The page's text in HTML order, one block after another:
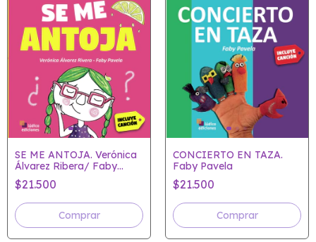
SE ME ANTOJA. Verónica
Álvarez Ribera/ Faby
Pavela
$21.500
CONCIERTO EN TAZA.
Faby Pavela
$21.500